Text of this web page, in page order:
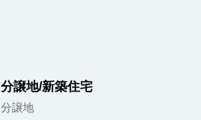
分譲地/新築住宅
分譲地